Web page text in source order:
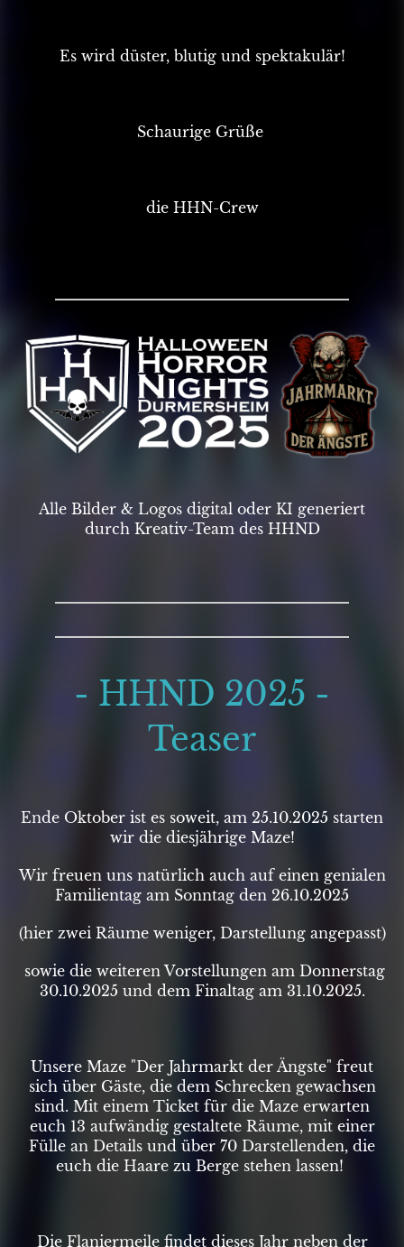
Es wird düster, blutig und spektakulär!
Schaurige Grüße
die HHN-Crew
Alle Bilder & Logos digital oder KI generiert
durch Kreativ-Team des HHND
- HHND 2025 -
Teaser
Ende Oktober ist es soweit, am 25.10.2025 starten
wir die diesjährige Maze!
Wir freuen uns natürlich auch auf einen genialen
Familientag am Sonntag den 26.10.2025
(hier zwei Räume weniger, Darstellung angepasst)
sowie die weiteren Vorstellungen am Donnerstag
30.10.2025 und dem Finaltag am 31.10.2025.
Unsere Maze "Der Jahrmarkt der Ängste" freut
sich über Gäste, die dem Schrecken gewachsen
sind. Mit einem Ticket für die Maze erwarten
euch 13 aufwändig gestaltete Räume, mit einer
Fülle an Details und über 70 Darstellenden, die
euch die Haare zu Berge stehen lassen!
Die Flaniermeile findet dieses Jahr neben der